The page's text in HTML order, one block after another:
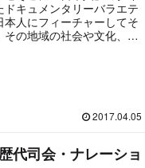
ドキュメンタリーバラエテ
人にフィーチャーしてそ
の地域の社会や文化、流
し、番組内容も「国内の知
動する。この記事では「世
ギュラー・準レギュラーの
2017.04.05
代司会・ナレーショ